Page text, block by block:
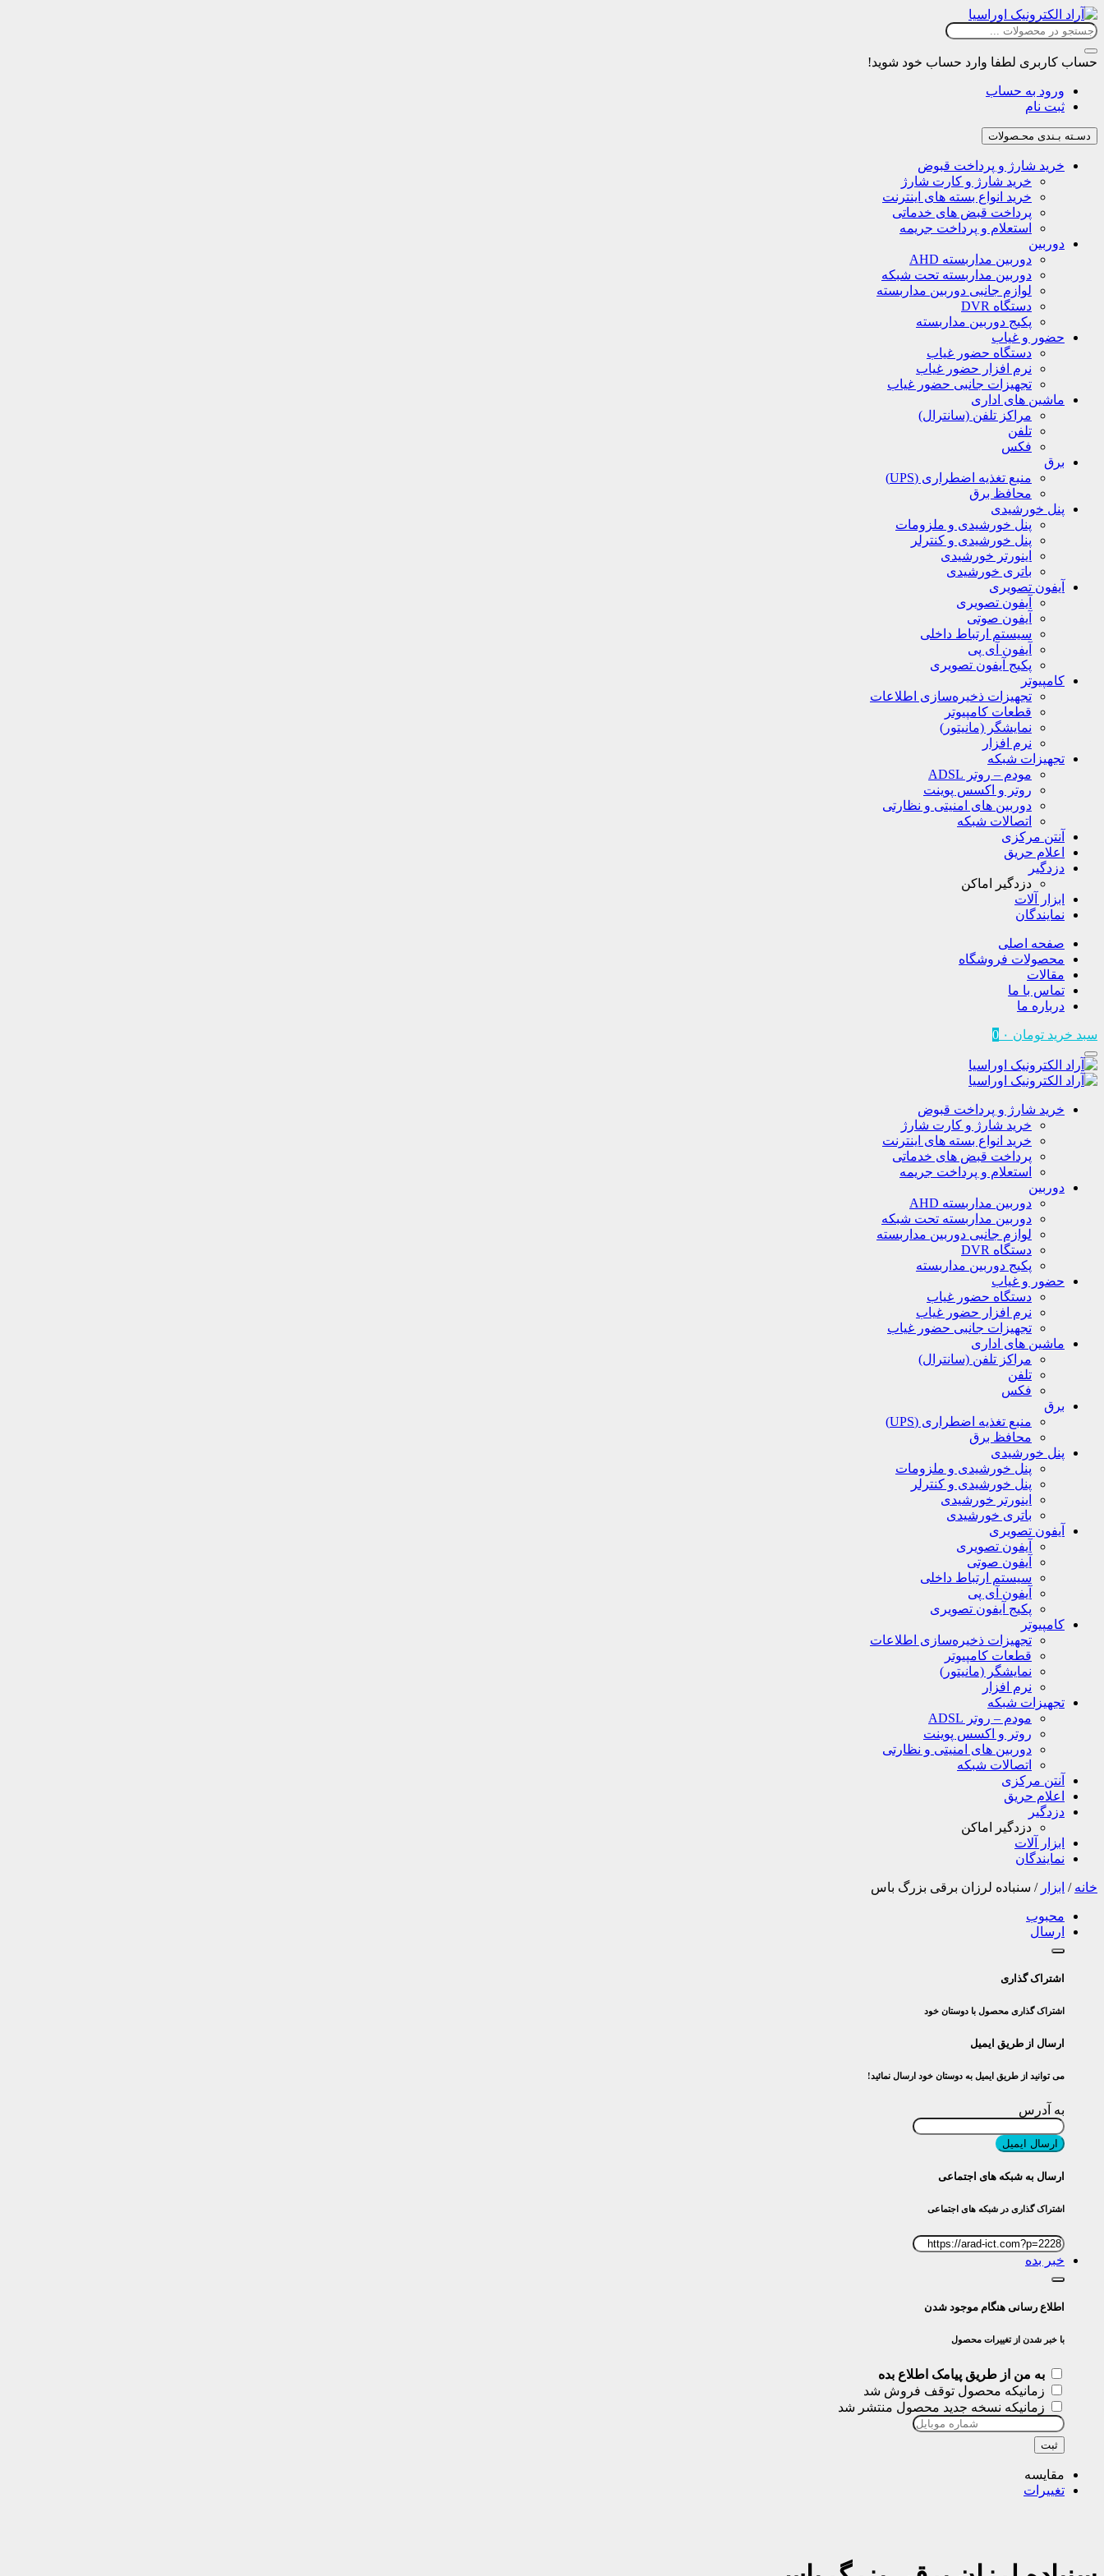
حساب کاربری لطفا وارد حساب خود شوید!
ورود به حساب
ثبت نام
دسـته بـندی محـصولات
خرید شارژ و پرداخت قبوض
خرید شارژ و کارت شارژ
خرید انواع بسته های اینترنت
پرداخت قبض های خدماتی
استعلام و پرداخت جریمه
دوربین
دوربین مداربسته AHD
دوربین مداربسته تحت شبکه
لوازم جانبی دوربین مداربسته
دستگاه DVR
پکیج دوربین مداربسته
حضور و غیاب
دستگاه حضور غیاب
نرم افزار حضور غیاب
تجهیزات جانبی حضور غیاب
ماشین های اداری
مراکز تلفن (سانترال)
تلفن
فکس
برق
منبع تغذیه اضطراری (UPS)
محافظ برق
پنل خورشیدی
پنل خورشیدی و ملزومات
پنل خورشیدی و کنترلر
اینورتر خورشیدی
باتری خورشیدی
آیفون تصویری
آیفون تصویری
آیفون صوتی
سیستم ارتباط داخلی
آیفون آی پی
پکیج آیفون تصویری
کامپیوتر
تجهیزات ذخیره‌سازی اطلاعات
قطعات کامپیوتر
نمایشگر (مانیتور)
نرم افزار
تجهیزات شبکه
مودم – روتر ADSL
روتر و اکسس پوینت
دوربین های امنیتی و نظارتی
اتصالات شبکه
آنتن مرکزی
اعلام حریق
دزدگیر
دزدگیر اماکن
ابزار آلات
نمایندگان
صفحه اصلی
محصولات فروشگاه
مقالات
تماس با ما
درباره ما
سبد خرید تومان 0
خرید شارژ و پرداخت قبوض
خرید شارژ و کارت شارژ
خرید انواع بسته های اینترنت
پرداخت قبض های خدماتی
استعلام و پرداخت جریمه
دوربین
دوربین مداربسته AHD
دوربین مداربسته تحت شبکه
لوازم جانبی دوربین مداربسته
دستگاه DVR
پکیج دوربین مداربسته
حضور و غیاب
دستگاه حضور غیاب
نرم افزار حضور غیاب
تجهیزات جانبی حضور غیاب
ماشین های اداری
مراکز تلفن (سانترال)
تلفن
فکس
برق
منبع تغذیه اضطراری (UPS)
محافظ برق
پنل خورشیدی
پنل خورشیدی و ملزومات
پنل خورشیدی و کنترلر
اینورتر خورشیدی
باتری خورشیدی
آیفون تصویری
آیفون تصویری
آیفون صوتی
سیستم ارتباط داخلی
آیفون آی پی
پکیج آیفون تصویری
کامپیوتر
تجهیزات ذخیره‌سازی اطلاعات
قطعات کامپیوتر
نمایشگر (مانیتور)
نرم افزار
تجهیزات شبکه
مودم – روتر ADSL
روتر و اکسس پوینت
دوربین های امنیتی و نظارتی
اتصالات شبکه
آنتن مرکزی
اعلام حریق
دزدگیر
دزدگیر اماکن
ابزار آلات
نمایندگان
خانه / ابزار / سنباده لرزان برقی بزرگ باس
محبوب
ارسال
اشتراک گذاری
اشتراک گذاری محصول با دوستان خود
ارسال از طریق ایمیل
می توانید از طریق ایمیل به دوستان خود ارسال نمائید!
به آدرس
ارسال ایمیل
ارسال به شبکه های اجتماعی
اشتراک گذاری در شبکه های اجتماعی
خبر بده
اطلاع رسانی هنگام موجود شدن
با خبر شدن از تغییرات محصول
به من از طریق پیامک اطلاع بده
زمانیکه محصول توقف فروش شد
زمانیکه نسخه جدید محصول منتشر شد
ثبت
مقایسه
تغییرات